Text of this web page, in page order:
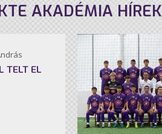
AKADÉMIA HÍREK
TELT EL